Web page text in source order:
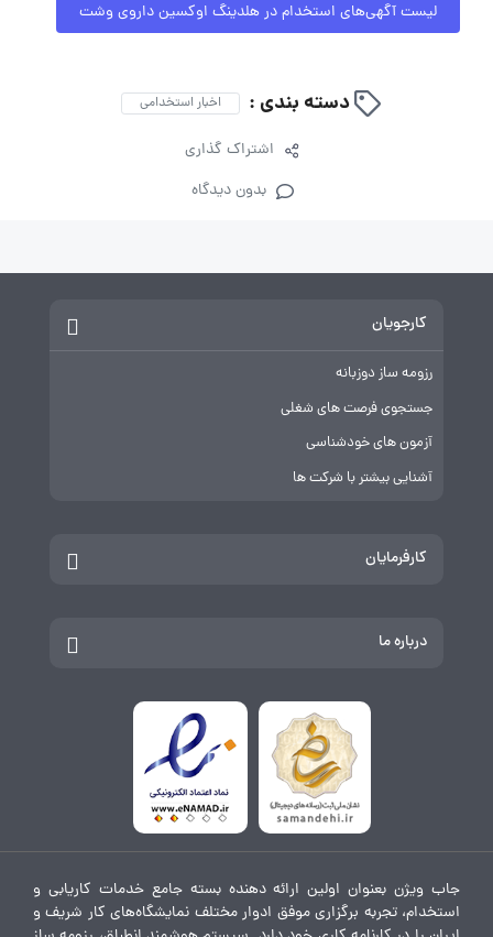
لیست آگهی‌های استخدام در هلدینگ اوکسین داروی وشت
دسته بندی : اخبار استخدامی
اشتراک گذاری
بدون دیدگاه
کارجویان
رزومه ساز دوزبانه
جستجوی فرصت های شغلی
آزمون های خودشناسی
آشنایی بیشتر با شرکت ها
کارفرمایان
درباره ما
جاب ویژن بعنوان اولین ارائه دهنده بسته جامع خدمات کاریابی و
استخدام، تجربه برگزاری موفق ادوار مختلف نمایشگاه‌های کار شریف و